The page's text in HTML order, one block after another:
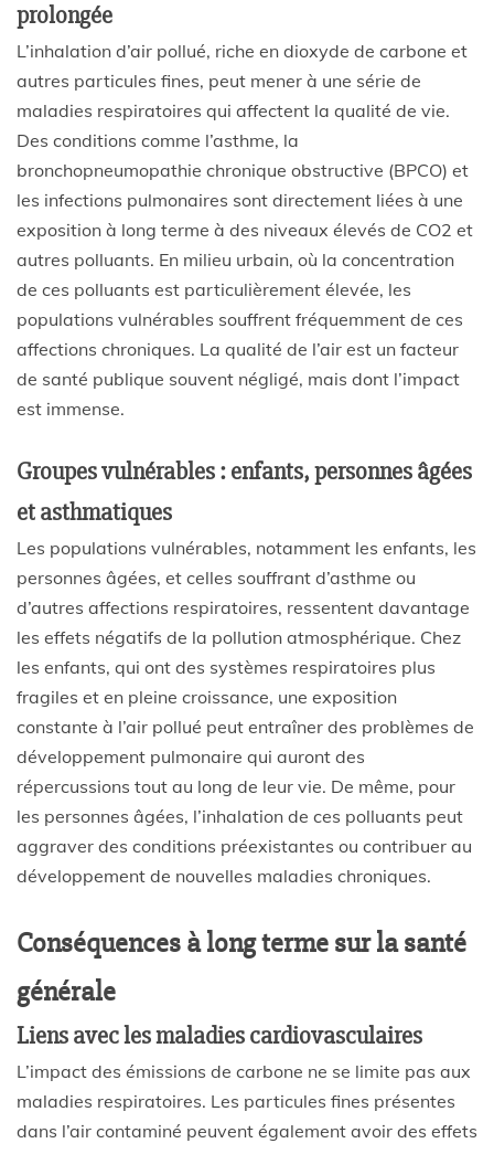
prolongée
L’inhalation d’air pollué, riche en dioxyde de carbone et
autres particules fines, peut mener à une série de
maladies respiratoires qui affectent la qualité de vie.
Des conditions comme l’asthme, la
bronchopneumopathie chronique obstructive (BPCO) et
les infections pulmonaires sont directement liées à une
exposition à long terme à des niveaux élevés de CO2 et
autres polluants. En milieu urbain, où la concentration
de ces polluants est particulièrement élevée, les
populations vulnérables souffrent fréquemment de ces
affections chroniques. La qualité de l’air est un facteur
de santé publique souvent négligé, mais dont l’impact
est immense.
Groupes vulnérables : enfants, personnes âgées
et asthmatiques
Les populations vulnérables, notamment les enfants, les
personnes âgées, et celles souffrant d’asthme ou
d’autres affections respiratoires, ressentent davantage
les effets négatifs de la pollution atmosphérique. Chez
les enfants, qui ont des systèmes respiratoires plus
fragiles et en pleine croissance, une exposition
constante à l’air pollué peut entraîner des problèmes de
développement pulmonaire qui auront des
répercussions tout au long de leur vie. De même, pour
les personnes âgées, l’inhalation de ces polluants peut
aggraver des conditions préexistantes ou contribuer au
développement de nouvelles maladies chroniques.
Conséquences à long terme sur la santé
générale
Liens avec les maladies cardiovasculaires
L’impact des émissions de carbone ne se limite pas aux
maladies respiratoires. Les particules fines présentes
dans l’air contaminé peuvent également avoir des effets